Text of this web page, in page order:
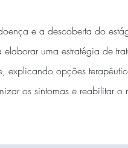
e a descoberta do
uma estratégia de
explicando opções
os sintomas e reabilitar o